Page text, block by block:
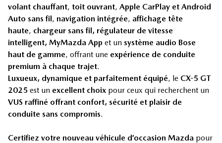
volant chauffant, toit ouvrant, Apple CarPlay et Android
Auto sans fil, navigation intégrée, affichage tête
haute, chargeur sans fil, régulateur de vitesse
intelligent, MyMazda App et un système audio Bose
haut de gamme, offrant une expérience de conduite
premium à chaque trajet.
Luxueux, dynamique et parfaitement équipé, le CX-5 GT
2025 est un excellent choix pour ceux qui recherchent un
VUS raffiné offrant confort, sécurité et plaisir de
conduite sans compromis.
Certifiez votre nouveau véhicule d’occasion Mazda pour